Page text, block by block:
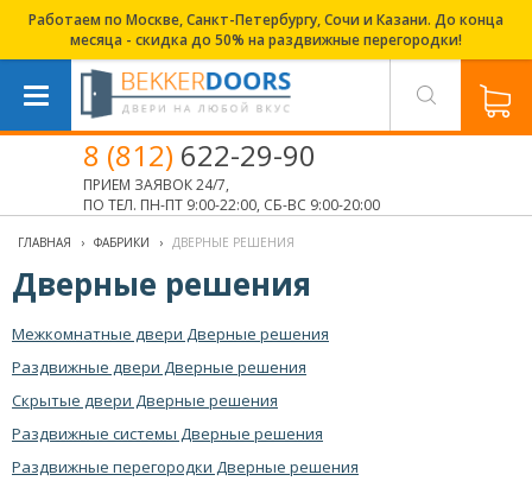
Работаем по Москве, Санкт-Петербургу, Сочи и Казани. До конца
месяца - скидка до 50% на раздвижные перегородки!
8 (812) 622-29-90
ПРИЕМ ЗАЯВОК 24/7,
ПО ТЕЛ. ПН-ПТ 9:00-22:00, СБ-ВС 9:00-20:00
ГЛАВНАЯ › ФАБРИКИ › ДВЕРНЫЕ РЕШЕНИЯ
Дверные решения
Межкомнатные двери Дверные решения
Раздвижные двери Дверные решения
Скрытые двери Дверные решения
Раздвижные системы Дверные решения
Раздвижные перегородки Дверные решения